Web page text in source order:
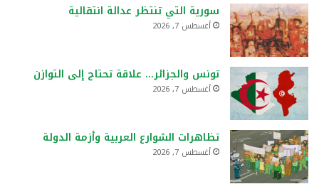
سورية التي تنتظر عدالة انتقالية
أغسطس 7, 2026
تونس والجزائر… علاقة تحتاج إلى التوازن
أغسطس 7, 2026
تظاهرات الشوارع العربية وأزمة الدولة
أغسطس 7, 2026